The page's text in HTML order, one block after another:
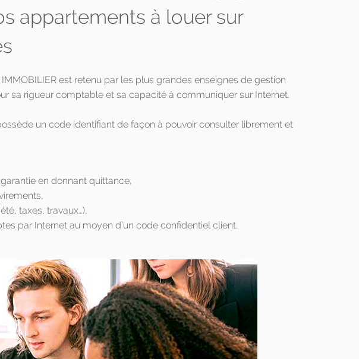
appartements à louer sur
est retenu par les plus grandes enseignes de gestion
sa rigueur comptable et sa capacité à communiquer sur Internet.
un code identifiant de façon à pouvoir consulter librement et
en donnant quittance,
taxes, travaux…),
par Internet au moyen d’un code confidentiel client.